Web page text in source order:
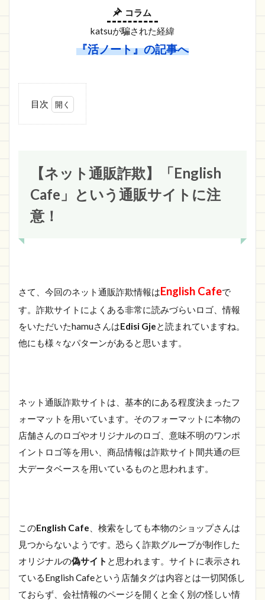
コラム
katsuが騙された経緯
『活ノート』の記事へ
目次
「English
Cafe」と
いう通販
サイトに
注意！
報
1.1.1
https://spjft.aliveaudio.shop/
1.2
【ネット通販詐欺】「English
Cafe」という通販サイトに注
意！
さて、今回のネット通販詐欺情報はEnglish Cafeで
す。詐欺サイトによくある非常に読みづらいロゴ、情報
をいただいたhamuさんはEdisi Gjeと読まれていますね。
他にも様々なパターンがあると思います。
ネット通販詐欺サイトは、基本的にある程度決まったフ
ォーマットを用いています。そのフォーマットに本物の
店舗さんのロゴやオリジナルのロゴ、意味不明のワンポ
イントロゴ等を用い、商品情報は詐欺サイト間共通の巨
大データベースを用いているものと思われます。
このEnglish Cafe 、検索をしても本物のショップさんは
見つからないようです。恐らく詐欺グループが制作した
オリジナルの偽サイト と思われます。サイトに表示され
ているEnglish Cafeという店舗タグは内容とは一切関係し
ておらず、会社情報のページを開くと全く別の怪しい情